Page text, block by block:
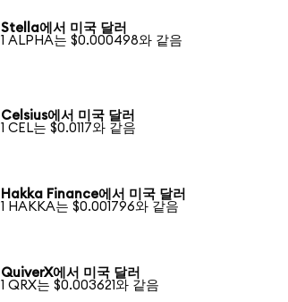
Stella에서 미국 달러
1 ALPHA는 $0.000498와 같음
Celsius에서 미국 달러
1 CEL는 $0.0117와 같음
Hakka Finance에서 미국 달러
1 HAKKA는 $0.001796와 같음
QuiverX에서 미국 달러
1 QRX는 $0.003621와 같음